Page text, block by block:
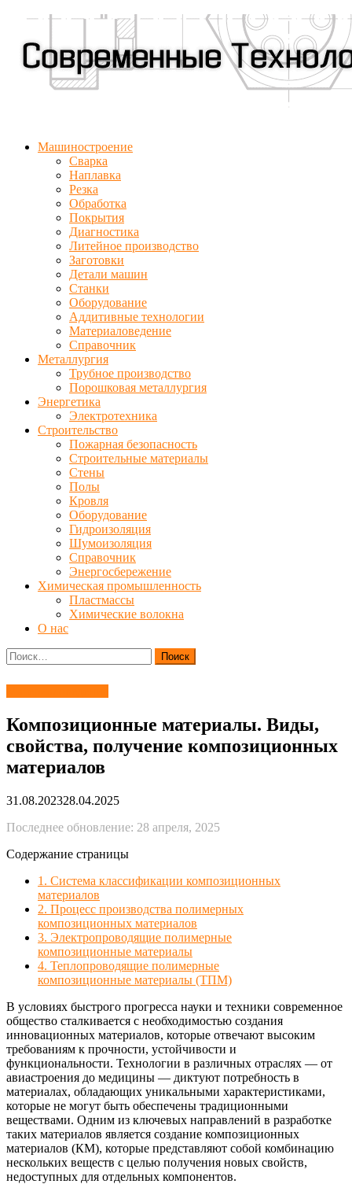
Машиностроение
Сварка
Наплавка
Резка
Обработка
Покрытия
Диагностика
Литейное производство
Заготовки
Детали машин
Станки
Оборудование
Аддитивные технологии
Материаловедение
Справочник
Металлургия
Трубное производство
Порошковая металлургия
Энергетика
Электротехника
Строительство
Пожарная безопасность
Строительные материалы
Стены
Полы
Кровля
Оборудование
Гидроизоляция
Шумоизоляция
Справочник
Энергосбережение
Химическая промышленность
Пластмассы
Химические волокна
О нас
Найти:
Композиционные материалы. Виды,
свойства, получение композиционных
материалов
31.08.202328.04.2025
Последнее обновление: 28 апреля, 2025
Содержание страницы
1. Система классификации композиционных
материалов
2. Процесс производства полимерных
композиционных материалов
3. Электропроводящие полимерные
композиционные материалы
4. Теплопроводящие полимерные
композиционные материалы (ТПМ)
В условиях быстрого прогресса науки и техники современное
общество сталкивается с необходимостью создания
инновационных материалов, которые отвечают высоким
требованиям к прочности, устойчивости и
функциональности. Технологии в различных отраслях — от
авиастроения до медицины — диктуют потребность в
материалах, обладающих уникальными характеристиками,
которые не могут быть обеспечены традиционными
веществами. Одним из ключевых направлений в разработке
таких материалов является создание композиционных
материалов (КМ), которые представляют собой комбинацию
нескольких веществ с целью получения новых свойств,
недоступных для отдельных компонентов.